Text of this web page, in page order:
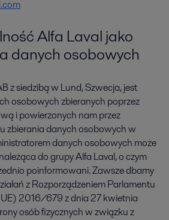
Alfa Laval jako
danych osobowych
z siedzibą w Lund, Szwecja, jest
osobowych zbieranych poprzez
i powierzonych nam przez
zbierania danych osobowych w
danych osobowych może
do grupy Alfa Laval, o czym
poinformowani. Zawsze dbamy
z Rozporządzeniem Parlamentu
2016/679 z dnia 27 kwietnia
osób fizycznych w związku z